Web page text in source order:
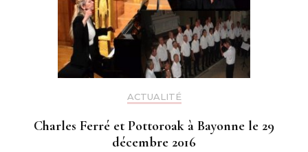
ACTUALITÉ
Charles Ferré et Pottoroak à Bayonne le 29
décembre 2016